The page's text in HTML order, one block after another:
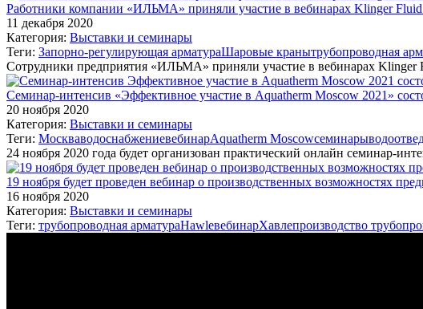
Работники компании «ИЛЬМА» приняли участие в вебинарах Klinger
11 декабря 2020
Категория: Выставки и семинары
Теги: Запорно-регулирующая арматураШаровые кранытрубопроводная
Сотрудники предприятия «ИЛЬМА» приняли участие в вебинарах Klinger
Семинар-интенсив «Эффективное участие в Aquatherm Moscow 2021»
20 ноября 2020
Категория: Выставки и семинары
Теги: МоскваводоснабжениевебинарAquatherm Moscowсеминары
24 ноября 2020 года будет организован практический онлайн семинар-
19 ноября будет проведен вебинар о производственных возможностях
16 ноября 2020
Категория: Выставки и семинары
Теги: трубопроводная арматураHawleвебинарХавлепроизводство